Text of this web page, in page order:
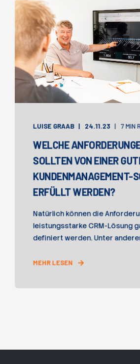
LUISE GRAAB 24.11.23 7 MIN
WELCHE
SOLLTEN VON EINER
KUNDENMANAGEMENT-
ERFÜLLT WERDEN?
Natürlich können die
leistungsstarke CRM-Lösung
definiert werden. Unter
MEHR LESEN